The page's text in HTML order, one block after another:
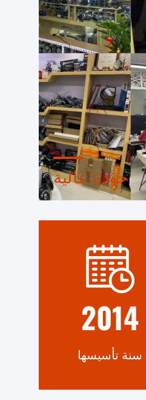
جودة عالية
جودة كل منتج بالتفصيل
2014
سنة تأسيسها